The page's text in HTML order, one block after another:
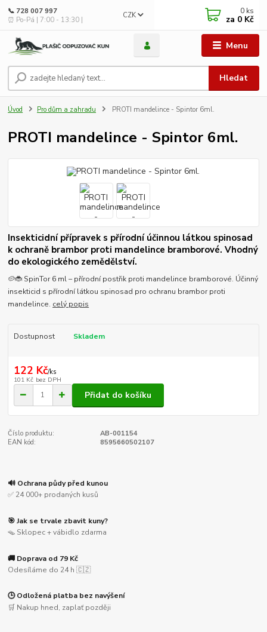
Menu
CZK
Hledat
📞 728 007 997
⏰ Po-Pá | 7:00 - 13:30 |
0 ks
za 0 Kč
Úvod Pro dům a zahradu PROTI mandelince - Spintor 6ml.
PROTI mandelince - Spintor 6ml.
Insekticidní přípravek s přírodní účinnou látkou spinosad
k ochraně brambor proti mandelince bramborové. Vhodný
do ekologického zemědělství.
🥔🐞 SpinTor 6 ml – přírodní postřik proti mandelince bramborové. Účinný
insekticid s přírodní látkou spinosad pro ochranu brambor proti
mandelince. celý popis
Dostupnost Skladem
122 Kč/ks
101 Kč bez DPH
Přidat do košíku
Číslo produktu:
AB-001154
EAN kód:
8595660502107
🔊 Ochrana půdy před kunou
✅ 24 000+ prodaných kusů
🎯 Jak se trvale zbavit kuny?
🪤 Sklopec + vábidlo zdarma
🚚 Doprava od 79 Kč
Odesíláme do 24 h 🇨🇿
🕒 Odložená platba bez navýšení
🛒 Nakup hned, zaplať později